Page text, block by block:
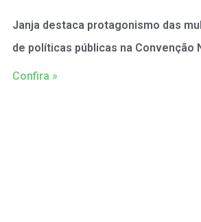
Janja destaca protagonismo das
de políticas públicas na Convenção
Confira »